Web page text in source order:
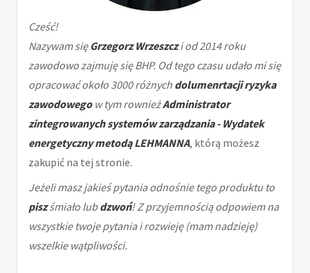
Cześć!
Nazywam sięGrzegorz Wrzeszczi od 2014 roku
zawodowo zajmuję się BHP. Od tego czasu udało mi się
opracować około 3000 różnych dolumenrtacji ryzyka
zawodowegow tym rownieżAdministrator
zintegrowanych systemów zarządzania - Wydatek
energetyczny metodą LEHMANNA, którą możesz
zakupić na tej stronie.
Jeżeli masz jakieś pytania odnośnie tego produktu to
piszśmiało lubdzwoń! Z przyjemnością odpowiem na
wszystkie twoje pytania i rozwieję (mam nadzieję)
wszelkie wątpliwości.